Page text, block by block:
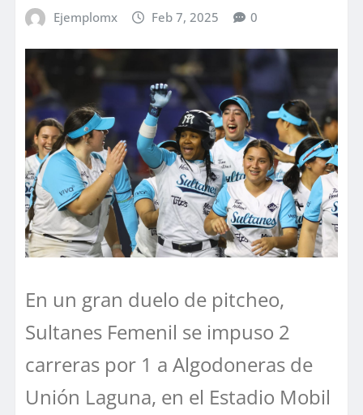
Ejemplomx Feb 7, 2025 0
En un gran duelo de pitcheo,
Sultanes Femenil se impuso 2
carreras por 1 a Algodoneras de
Unión Laguna, en el Estadio Mobil